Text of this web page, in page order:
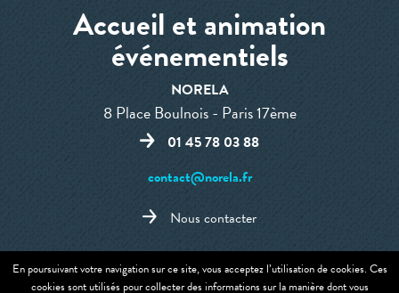
Accueil et animation
événementiels
NORELA
8 Place Boulnois - Paris 17ème
01 45 78 03 88
contact@norela.fr
Nous contacter
En poursuivant votre navigation sur ce site, vous acceptez l’utilisation de cookies. Ces
cookies sont utilisés pour collecter des informations sur la manière dont vous